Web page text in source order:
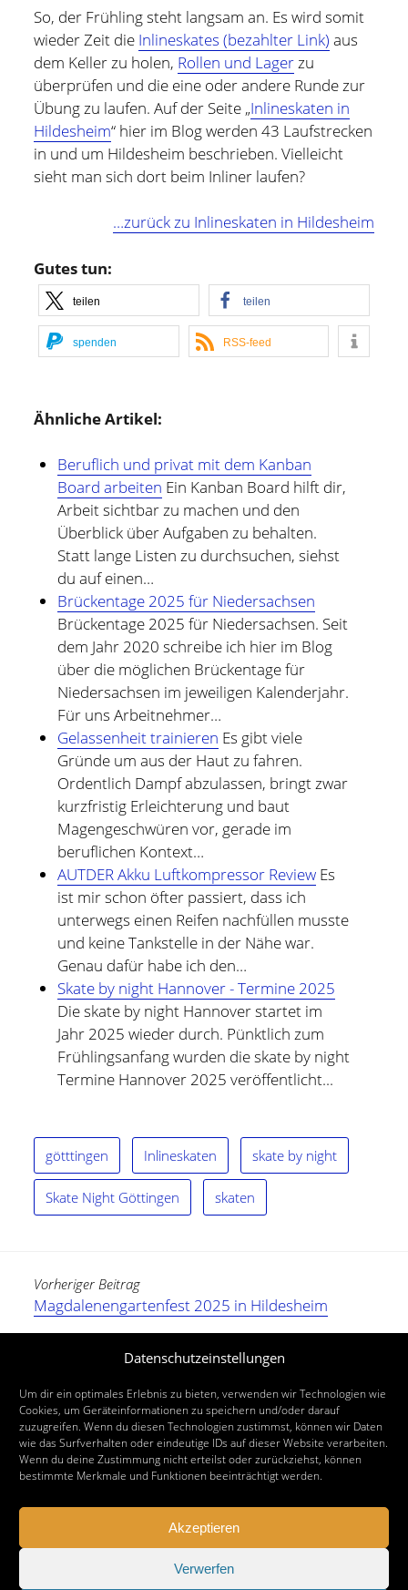
Datenschutzeinstellungen
Um dir ein optimales Erlebnis zu bieten, verwenden wir Technologien wie
Cookies, um Geräteinformationen zu speichern und/oder darauf
zuzugreifen. Wenn du diesen Technologien zustimmst, können wir Daten
wie das Surfverhalten oder eindeutige IDs auf dieser Website verarbeiten.
Wenn du deine Zustimmung nicht erteilst oder zurückziehst, können
bestimmte Merkmale und Funktionen beeinträchtigt werden.
Akzeptieren
Verwerfen
GmbH verantwortlich.
In meiner Freizeit bin ich Blogger und Webdesigner und
begeistere mich für gute Technik, hilfreiche Tipps sowie
lesenswerte (Fach-) Bücher und Blogs.
Weitere Infos über mich könnt Ihr gerne auf meiner
"Über mich" Seitenachlesen.
So, der Frühling steht langsam an. Es wird somit
wieder Zeit die Inlineskates (bezahlter Link) aus
dem Keller zu holen, Rollen und Lager zu
überprüfen und die eine oder andere Runde zur
Übung zu laufen. Auf der Seite „Inlineskaten in
Hildesheim“ hier im Blog werden 43 Laufstrecken
in und um Hildesheim beschrieben. Vielleicht
sieht man sich dort beim Inliner laufen?
…zurück zu Inlineskaten in Hildesheim
Gutes tun:
teilen teilen
spenden RSS-feed
Ähnliche Artikel:
Beruflich und privat mit dem Kanban
Board arbeiten Ein Kanban Board hilft dir,
Arbeit sichtbar zu machen und den
Überblick über Aufgaben zu behalten.
Statt lange Listen zu durchsuchen, siehst
du auf einen…
Brückentage 2025 für Niedersachsen
Brückentage 2025 für Niedersachsen. Seit
dem Jahr 2020 schreibe ich hier im Blog
über die möglichen Brückentage für
Niedersachsen im jeweiligen Kalenderjahr.
Für uns Arbeitnehmer…
Gelassenheit trainieren Es gibt viele
Gründe um aus der Haut zu fahren.
Ordentlich Dampf abzulassen, bringt zwar
kurzfristig Erleichterung und baut
Magengeschwüren vor, gerade im
beruflichen Kontext…
AUTDER Akku Luftkompressor ReviewEs
ist mir schon öfter passiert, dass ich
unterwegs einen Reifen nachfüllen musste
und keine Tankstelle in der Nähe war.
Genau dafür habe ich den…
Skate by night Hannover - Termine 2025
Die skate by night Hannover startet im
Jahr 2025 wieder durch. Pünktlich zum
Frühlingsanfang wurden die skate by night
Termine Hannover 2025 veröffentlicht...
götttingen Inlineskaten skate by night
Skate Night Göttingen skaten
Vorheriger Beitrag
Magdalenengartenfest 2025 in Hildesheim
Nächster Beitrag
Hildesheimer Stoffmarkt am 13. April 2025